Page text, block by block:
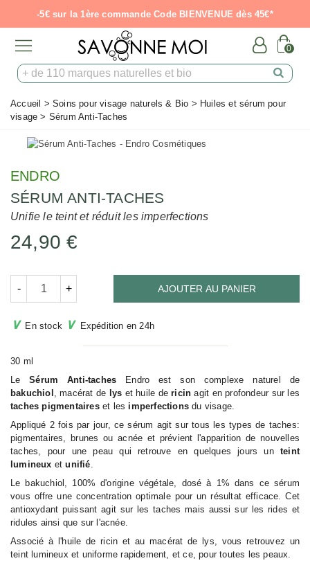
-5€ sur la 1ère commande Code BIENVENUE dès 45€*
0
Accueil > Soins pour visage naturels & Bio > Huiles et sérum pour
visage > Sérum Anti-Taches
ENDRO
SÉRUM ANTI-TACHES
Unifie le teint et réduit les imperfections
24,90 €
- + AJOUTER AU PANIER
∨ En stock ∨ Expédition en 24h
30 ml
LeSérum Anti-taches Endro est son complexe naturel de
bakuchiol
, macérat de lys et huile dericin agit en profondeur sur les
taches pigmentaireset les imperfections du visage.
Appliqué 2 fois par jour, ce sérum agit sur tous les types de taches:
pigmentaires, brunes ou acnée et prévient l'apparition de nouvelles
taches, pour une peau qui retrouve en quelques jours un teint
lumineux etunifié
Le bakuchiol, 100% d'origine végétale, dosé à 1% dans ce sérum
vous offre une concentration optimale pour un résultat efficace. Cet
antioxydant puissant agit sur les taches mais aussi sur les rides et
ridules ainsi que sur l'acnée.
Associé à l'huile de ricin et au macérat de lys, vous retrouvez un
teint lumineux et uniforme rapidement, et ce, pour toutes les peaux.